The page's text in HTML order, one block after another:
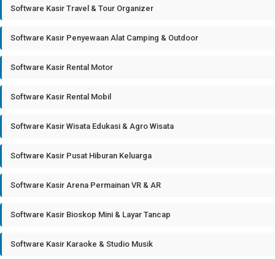
Software Kasir Travel & Tour Organizer
Software Kasir Penyewaan Alat Camping & Outdoor
Software Kasir Rental Motor
Software Kasir Rental Mobil
Software Kasir Wisata Edukasi & Agro Wisata
Software Kasir Pusat Hiburan Keluarga
Software Kasir Arena Permainan VR & AR
Software Kasir Bioskop Mini & Layar Tancap
Software Kasir Karaoke & Studio Musik